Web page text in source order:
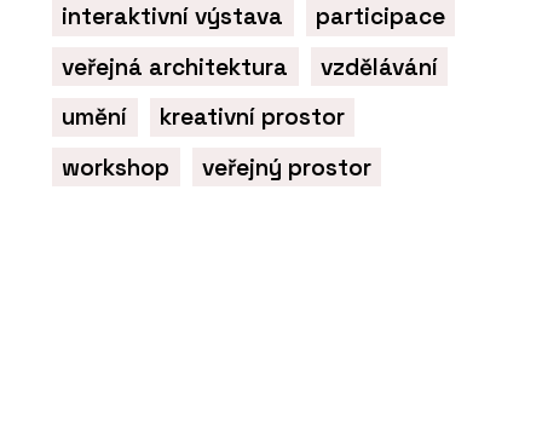
interaktivní výstava
participace
veřejná architektura
vzdělávání
umění
kreativní prostor
workshop
veřejný prostor